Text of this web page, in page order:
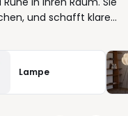
und schafft klare
eine pendelleuchte
Arbeiten. Im
Akzent, ohne den Raum
hangeleuchten, die
einfügen. Ob eine
Lampe